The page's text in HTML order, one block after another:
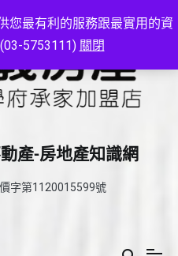
您最有利的服務跟最實用的資
5753111) 關閉
產-房地產知識網
字第1120015599號